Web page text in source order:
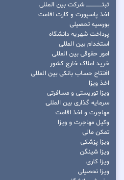
ثبتــــــــــــــــ شرکت بین المللی
اخذ پاسپورت و کارت اقامت
بورسیه تحصیلی
پرداخت شهریه دانشگاه
استخدام بین المللی
امور حقوقی بین المللی
خرید املاک خارج کشور
افتتاح حساب بانکی بین المللی
اخذ ویزا
ویزا توریستی و مسافرتی
سرمایه گذاری بین المللی
مهاجرت و اخذ اقامت
وکیل مهاجرت و ویزا
تمکن مالی
ویزا پزشکی
ویزا شینگن
ویزا کاری
ویزا تحصیلی